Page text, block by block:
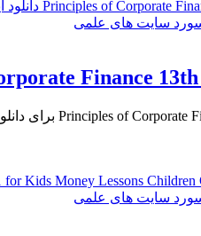
پسورد سایت های علمی
پسورد سایت های علمی